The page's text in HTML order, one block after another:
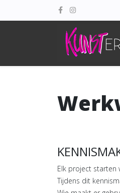
Elk project starten
Tijdens dit